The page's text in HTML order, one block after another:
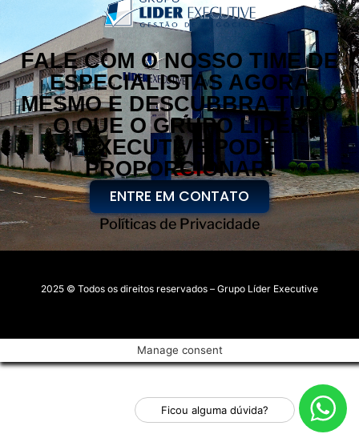
FALE COM O NOSSO TIME DE
ESPECIALISTAS AGORA
MESMO E DESCUBBRA TUDO
O QUE O GRUPO LÍDER
EXECUTIVE PODE
PROPORCIONAR!
ENTRE EM CONTATO
Políticas de Privacidade
Ficou alguma dúvida?
2025 © Todos os direitos reservados – Grupo Líder Executive
Manage consent